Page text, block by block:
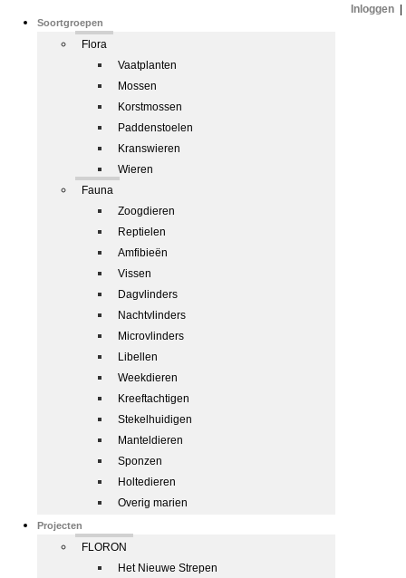
Soortgroepen
Flora
Vaatplanten
Mossen
Korstmossen
Paddenstoelen
Kranswieren
Wieren
Fauna
Zoogdieren
Reptielen
Amfibieën
Vissen
Dagvlinders
Nachtvlinders
Microvlinders
Libellen
Weekdieren
Kreeftachtigen
Stekelhuidigen
Manteldieren
Sponzen
Holtedieren
Overig marien
Projecten
FLORON
Het Nieuwe Strepen
Inloggen